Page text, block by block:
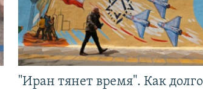
"Иран тянет время". Как